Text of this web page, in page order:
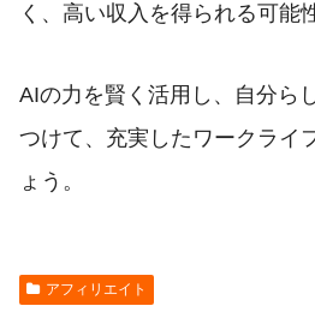
く、高い収入を得られる可能
AIの力を賢く活用し、自分ら
つけて、充実したワークライ
ょう。
アフィリエイト